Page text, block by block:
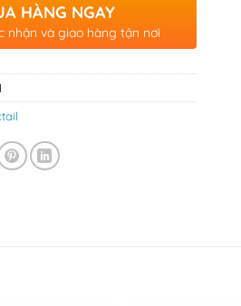
HÀNG NGAY
nhận và giao hàng tận nơi